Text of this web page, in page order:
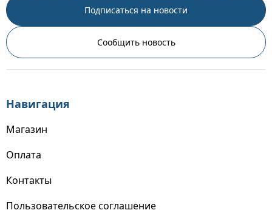
Подписаться на новости
Сообщить новость
Навигация
Магазин
Оплата
Контакты
Пользовательское соглашение